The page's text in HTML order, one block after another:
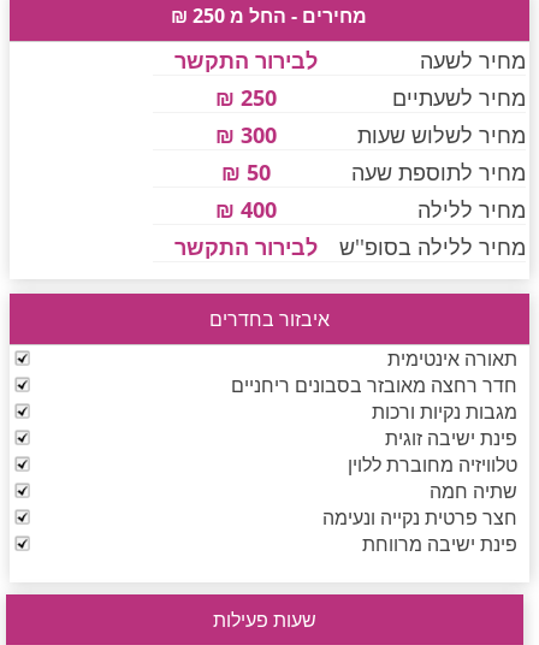
חדרים לפי שעה בגליל עליון
חדרים לפי שעה בחוף הכרמל
חדרים לפי שעה בחיפה קריות
חדרים לפי שעה בכנרת גליל תחתון עמקים
חדרים לפי שעה ברמת הגולן
חדרים לפי שעה בהערבה
מחירים - החל מ 250 ₪
מחיר לשעה
לבירור התקשר
מחיר לשעתיים
250 ₪
מחיר לשלוש שעות
300 ₪
מחיר לתוספת שעה
50 ₪
מחיר ללילה
400 ₪
מחיר ללילה בסופ''ש
לבירור התקשר
איבזור בחדרים
תאורה אינטימית
חדר רחצה מאובזר בסבונים ריחניים
מגבות נקיות ורכות
פינת ישיבה זוגית
טלוויזיה מחוברת ללוין
שתיה חמה
חצר פרטית נקייה ונעימה
פינת ישיבה מרווחת
שעות פעילות